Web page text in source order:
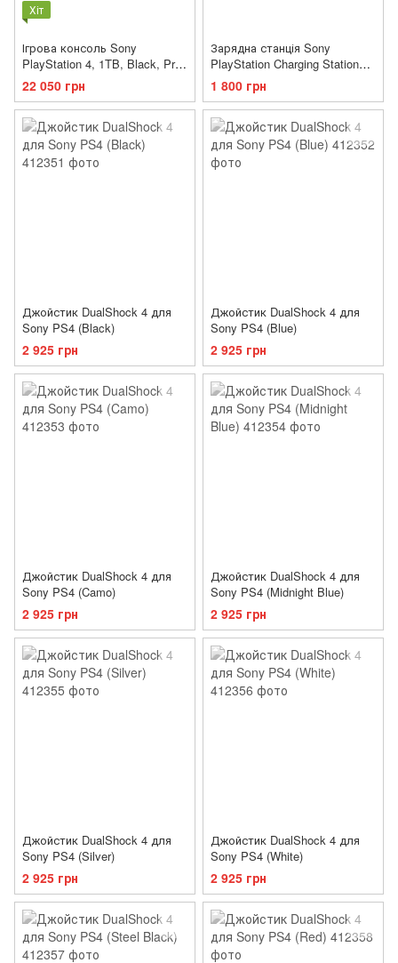
Хіт
Ігрова консоль Sony
PlayStation 4, 1TB, Black, Pro
+ Fifa 19
22 050 грн
Зарядна станція Sony
PlayStation Charging Station
(Black) для джойстика
DualShock 4
1 800 грн
Джойстик DualShock 4 для
Sony PS4 (Black)
2 925 грн
Джойстик DualShock 4 для
Sony PS4 (Blue)
2 925 грн
Джойстик DualShock 4 для
Sony PS4 (Camo)
2 925 грн
Джойстик DualShock 4 для
Sony PS4 (Midnight Blue)
2 925 грн
Джойстик DualShock 4 для
Sony PS4 (Silver)
2 925 грн
Джойстик DualShock 4 для
Sony PS4 (White)
2 925 грн